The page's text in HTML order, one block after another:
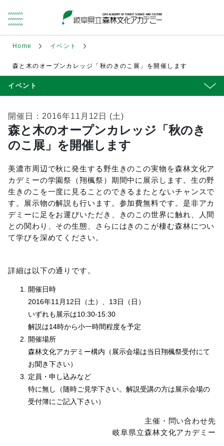
Home イベント
森と木のオープンカレッジ「秋のきのこ展」を開催します
イベント
開催日：2016年11月12日 (土)
森と木のオープンカレッジ「秋のき
のこ展」を開催します
美濃市周辺で秋に発生する野生きのこの実物を森林文化ア
カデミーの学園祭（翔楓祭）期間中に展示します。生の野
生きのこを一度に見ることのできるまたとないチャンスで
す。展示物の解説も行います。参加費無料です。是非アカ
デミーに足をお運びいただき、きのこの世界に触れ、人間
との関わり、その生態、さらにはきのこが棲む森林につい
て学びを深めてください。
詳細は以下の通りです。
開催日時
2016年11月12日（土）、13日（日）
いずれも展示は10:30-15:30
解説は14時から小一時間程度を予定
開催場所
森林文化アカデミー構内（展示会場は当日翔楓祭受付にて
お聞き下さい）
定員・申し込みなど
特に無し（随時ご見学下さい。解説受講の方は展示会場の
受付簿にご記入下さい）
主催・問い合わせ先
岐阜県立森林文化アカデミー